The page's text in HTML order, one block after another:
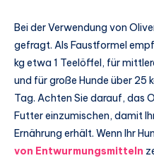
Bei der Verwendung von
gefragt. Als Faustformel
kg etwa 1 Teelöffel, für
und für große Hunde über 25
Tag. Achten Sie darauf, das
Futter einzumischen, damit
Ernährung erhält. Wenn Ihr
von Entwurmungsmitteln